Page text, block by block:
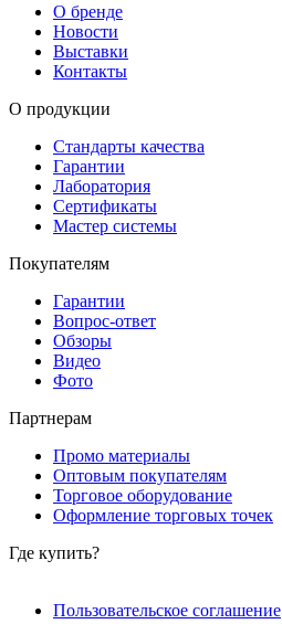
О бренде
Новости
Выставки
Контакты
О продукции
Стандарты качества
Гарантии
Лаборатория
Сертификаты
Мастер системы
Покупателям
Гарантии
Вопрос-ответ
Обзоры
Видео
Фото
Партнерам
Промо материалы
Оптовым покупателям
Торговое оборудование
Оформление торговых точек
Где купить?
Пользовательское соглашение